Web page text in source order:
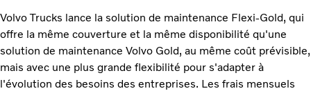
Volvo Trucks lance la solution de maintenance Flexi-Gold, qui
offre la même couverture et la même disponibilité qu'une
solution de maintenance Volvo Gold, au même coût prévisible,
mais avec une plus grande flexibilité pour s'adapter à
l'évolution des besoins des entreprises. Les frais mensuels